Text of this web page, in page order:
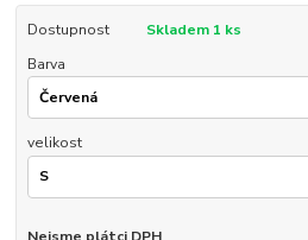
Dostupnost
Skladem 1 ks
Barva
velikost